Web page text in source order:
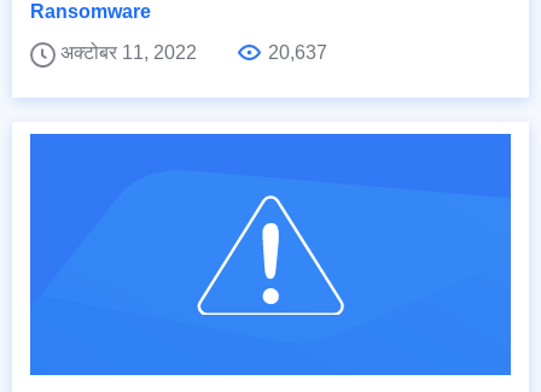
Ransomware
अक्टोबर 11, 2022
20,637